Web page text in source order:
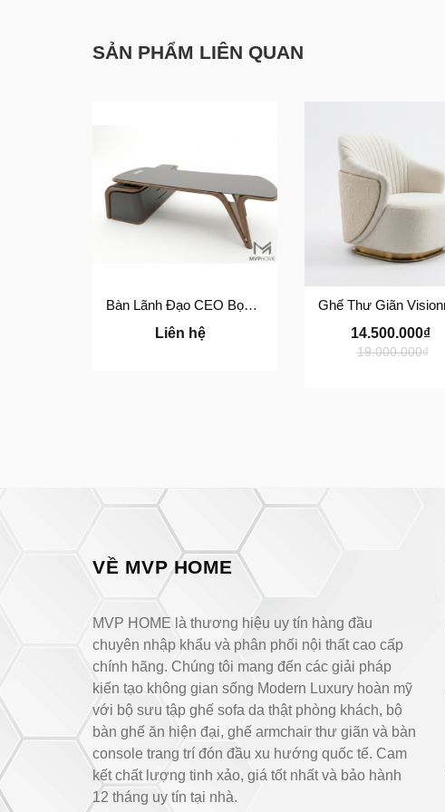
SẢN PHẨM LIÊN QUAN
Bàn Lãnh Đạo CEO Bọc Da Cao Cấp BLĐ-01
Liên hệ
14.500.000₫
19.000.000₫
VỀ MVP HOME
MVP HOME là thương hiệu uy tín hàng đầu
chuyên nhập khẩu và phân phối nội thất cao cấp
chính hãng. Chúng tôi mang đến các giải pháp
kiến tạo không gian sống Modern Luxury hoàn mỹ
với bộ sưu tập ghế sofa da thật phòng khách, bộ
bàn ghế ăn hiện đại, ghế armchair thư giãn và bàn
console trang trí đón đầu xu hướng quốc tế. Cam
kết chất lượng tinh xảo, giá tốt nhất và bảo hành
12 tháng uy tín tại nhà.